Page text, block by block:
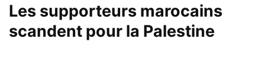
Les supporteurs marocains
scandent pour la Palestine